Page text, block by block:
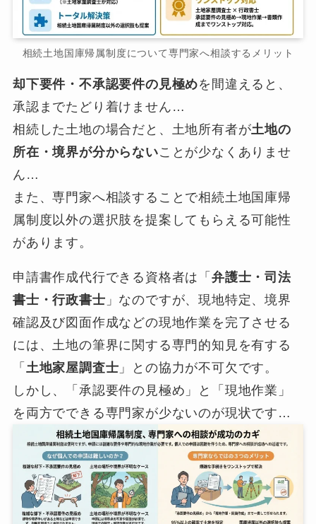
相続土地国庫帰属制度について専門家へ相談するメリット
却下要件・不承認要件の見極めを間違えると、
承認までたどり着けません…
相続した土地の場合だと、土地所有者が土地の
所在・境界が分からないことが少なくありませ
ん…
また、専門家へ相談することで相続土地国庫帰
属制度以外の選択肢を提案してもらえる可能性
があります。
申請書作成代行できる資格者は「弁護士・司法
書士・行政書士 」なのですが、現地特定、境界
確認及び図面作成などの現地作業を完了させる
には、土地の筆界に関する専門的知見を有する
「 土地家屋調査士 」との協力が不可欠です。
しかし、「承認要件の見極め」と「現地作業」
を両方でできる専門家が少ないのが現状です…